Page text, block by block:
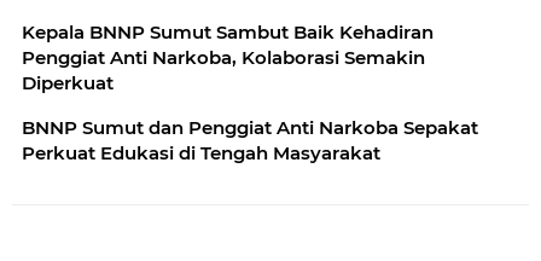
Kepala BNNP Sumut Sambut Baik Kehadiran
Penggiat Anti Narkoba, Kolaborasi Semakin
Diperkuat
BNNP Sumut dan Penggiat Anti Narkoba Sepakat
Perkuat Edukasi di Tengah Masyarakat